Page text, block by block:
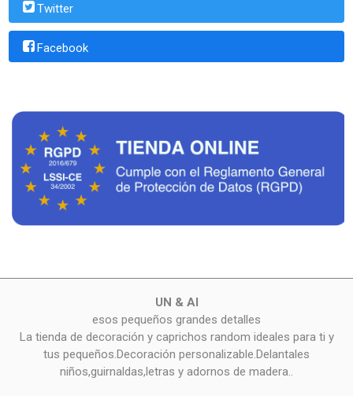
Twitter
Facebook
UN & AI
esos pequeños grandes detalles
La tienda de decoración y caprichos random ideales para ti y
tus pequeños.Decoración personalizable.Delantales
niños,guirnaldas,letras y adornos de madera..